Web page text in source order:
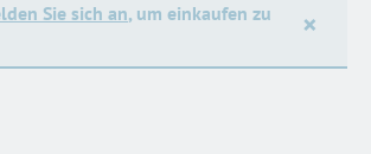
Sie sich an, um einkaufen zu
×